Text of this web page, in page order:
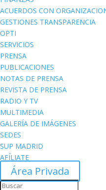
ACUERDOS CON
GESTIONES TRANSPARENCIA
OPTI
SERVICIOS
PRENSA
PUBLICACIONES
NOTAS DE PRENSA
REVISTA DE PRENSA
RADIO Y TV
MULTIMEDIA
GALERÍA DE IMÁGENES
SEDES
SUP MADRID
AFÍLIATE
Área Privada